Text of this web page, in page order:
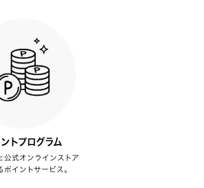
トプログラム
公式オンラインストア
ポイントサービス。